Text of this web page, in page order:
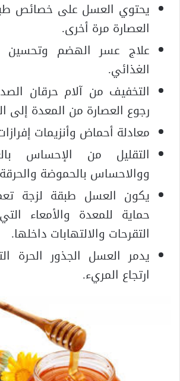
يحتوي العسل على خصائص
العصارة مرة أخرى.
علاج عسر الهضم وتحسين
الغذائي.
التخفيف من آلام حرقان
رجوع العصارة من المعدة إلى
معادلة أحماض وأنزيمات
التقليل من الإحساس
ووالاحساس بالحموضة
يكون العسل طبقة لزجة
حماية للمعدة والأمعاء
التقرحات والالتهابات داخلها.
يدمر العسل الجذور الحرة
ارتجاع المريء.